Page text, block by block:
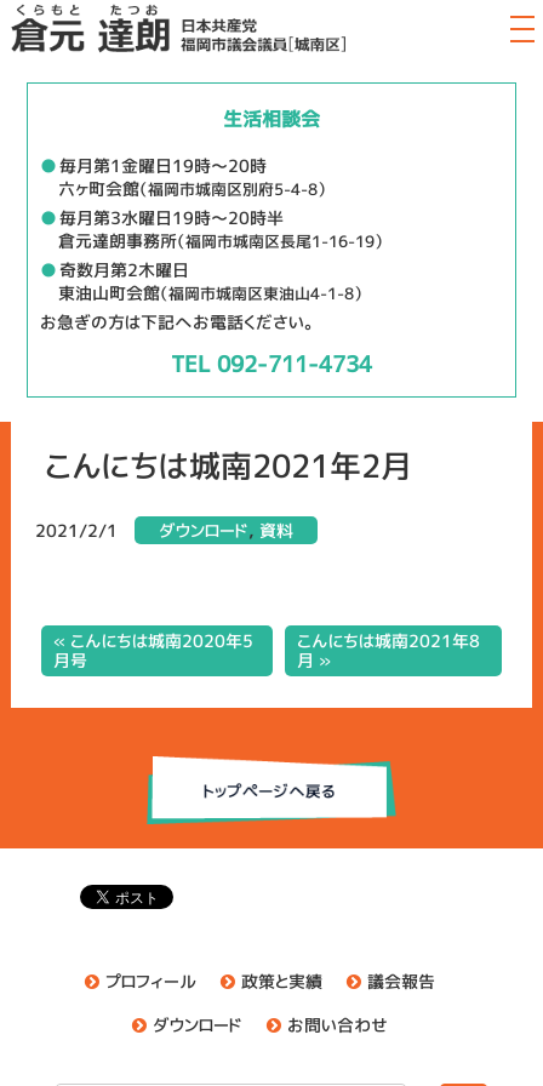
生活相談会
●毎月第1金曜日19時～20時
六ヶ町会館（福岡市城南区別府5-4-8）
●毎月第3水曜日19時～20時半
倉元達朗事務所（福岡市城南区長尾1-16-19）
●奇数月第2木曜日
東油山町会館（福岡市城南区東油山4-1-8）
お急ぎの方は下記へお電話ください。
TEL 092-711-4734
こんにちは城南2021年2月
2021/2/1 ダウンロード, 資料
« こんにちは城南2020年5
月号
こんにちは城南2021年8
月 »
プロフィール 政策と実績
議会報告
ダウンロード
お問い合わせ